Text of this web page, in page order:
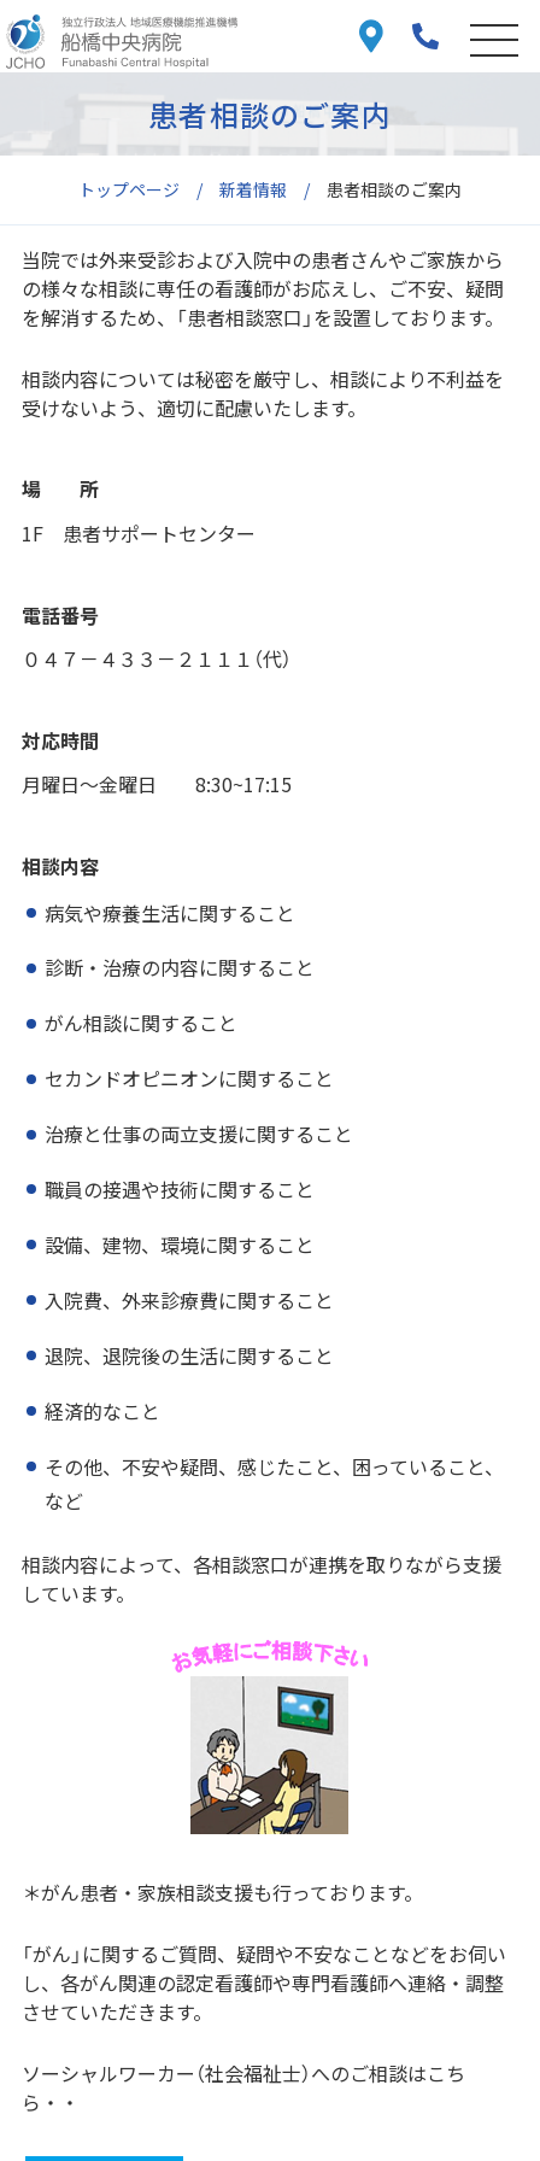
トップページ 新着情報 患者相談のご案内
患者相談のご案内
当院では外来受診および入院中の患者さんやご家族から
の様々な相談に専任の看護師がお応えし、ご不安、疑問
を解消するため、「患者相談窓口」を設置しております。
相談内容については秘密を厳守し、相談により不利益を
受けないよう、適切に配慮いたします。
場 所
1F 患者サポートセンター
電話番号
０４７－４３３－２１１１（代）
対応時間
月曜日〜金曜日 8:30~17:15
相談内容
病気や療養生活に関すること
診断・治療の内容に関すること
がん相談に関すること
セカンドオピニオンに関すること
治療と仕事の両立支援に関すること
職員の接遇や技術に関すること
設備、建物、環境に関すること
入院費、外来診療費に関すること
退院、退院後の生活に関すること
経済的なこと
その他、不安や疑問、感じたこと、困っていること、
など
相談内容によって、各相談窓口が連携を取りながら支援
しています。
＊がん患者・家族相談支援も行っております。
「がん」に関するご質問、疑問や不安なことなどをお伺い
し、各がん関連の認定看護師や専門看護師へ連絡・調整
させていただきます。
ソーシャルワーカー（社会福祉士）へのご相談はこち
ら・・